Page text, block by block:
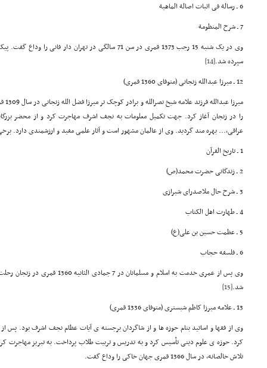
6 ـ رسالة فی اثبات اصالة الماهیة
7 ـ شرح المنظومة
وی در یک شنبه 15 رجب 1373 قمری در سن 71 سالگی در تهران
سپرده شد.[14]
12 ـ میرزا عبدالله زنجانی (متوفای 1360 قمری)
را در زنجان آغاز کرد. جهت تکمیل معلومات به نجف اشرف مهاجرت کرد و از محضر
عراقی،... بهره مند گردید. وی از عالمان مشهور است و آثار علمی مفید و ارزشمندی دارد.
1 ـ تاریخ القرآن
2 ـ زندگانی حضرت محمد(ص)
3 ـ شرح حال ملاصدرای شیرازی
4 ـ طهارت اهل الکتاب
5 ـ عظمت حسین بن علی(ع)
6 ـ فلسفه حجاب
وی پس از عمری خدمت به اسلام و
شد.[15]
13 ـ علامه میرزا کاظم شبستری (متوفای 1336 قمری)
وی از فقها و اساتید بنام حوزه ها و از شاگردان برجسته ی آیات عظام نجف اشرف بود. پس از
کرد. حوزه ی علوم دینی تأسیس کرد و به تدریس و تربیت طلاب پرداخت. به تبریز مهاجرت
تلاش خالصانه، در سال 1366 قمری جهان خاکی را وداع گفت.